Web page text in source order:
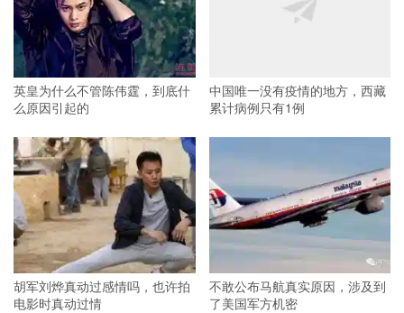
英皇为什么不管陈伟霆，到底什
么原因引起的
中国唯一没有疫情的地方，西藏
累计病例只有1例
胡军刘烨真动过感情吗，也许拍
电影时真动过情
不敢公布马航真实原因，涉及到
了美国军方机密